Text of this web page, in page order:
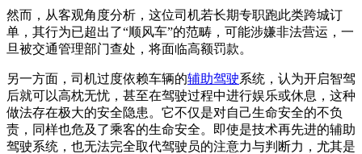
然而，从客观角度分析，这位司机若长期专职跑此类跨城订
单，其行为已超出了“顺风车”的范畴，可能涉嫌非法营运，一
旦被交通管理部门查处，将面临高额罚款。
另一方面，司机过度依赖车辆的辅助驾驶系统，认为开启智驾
后就可以高枕无忧，甚至在驾驶过程中进行娱乐或休息，这种
做法存在极大的安全隐患。它不仅是对自己生命安全的不负
责，同样也危及了乘客的生命安全。即使是技术再先进的辅助
驾驶系统，也无法完全取代驾驶员的注意力与判断力，尤其是